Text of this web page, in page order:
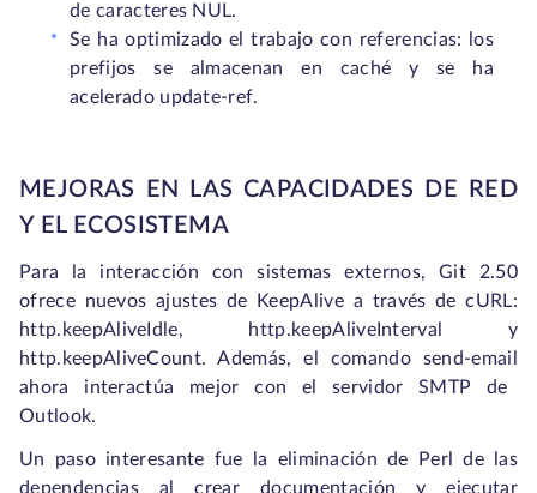
de caracteres NUL.
Se ha optimizado el trabajo con referencias: los
prefijos se almacenan en caché y se ha
acelerado update-ref.
MEJORAS EN LAS CAPACIDADES DE RED
Y EL ECOSISTEMA
Para la interacción con sistemas externos, Git 2.50
ofrece nuevos ajustes de KeepAlive a través de cURL:
http.keepAliveIdle, http.keepAliveInterval
y
http.keepAliveCount. Además, el comando send-email
ahora interactúa mejor con el servidor SMTP de
Outlook.
Un paso interesante fue la eliminación de Perl de las
dependencias al crear documentación y ejecutar